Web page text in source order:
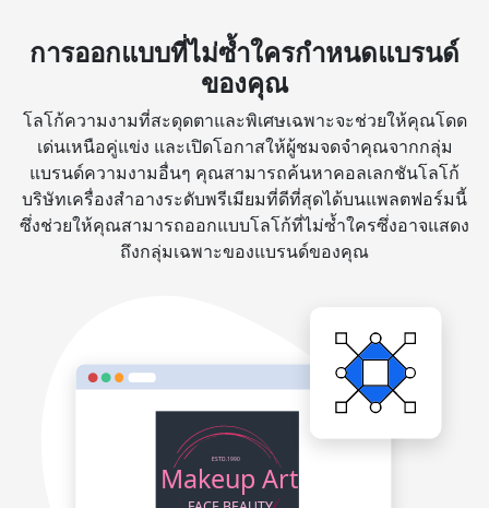
การออกแบบที่ไม่ซ้ำใครกำหนดแบรนด์
ของคุณ
โลโก้ความงามที่สะดุดตาและพิเศษเฉพาะจะช่วยให้คุณโดด
เด่นเหนือคู่แข่ง และเปิดโอกาสให้ผู้ชมจดจำคุณจากกลุ่ม
แบรนด์ความงามอื่นๆ คุณสามารถค้นหาคอลเลกชันโลโก้
บริษัทเครื่องสำอางระดับพรีเมียมที่ดีที่สุดได้บนแพลตฟอร์มนี้
ซึ่งช่วยให้คุณสามารถออกแบบโลโก้ที่ไม่ซ้ำใครซึ่งอาจแสดง
ถึงกลุ่มเฉพาะของแบรนด์ของคุณ